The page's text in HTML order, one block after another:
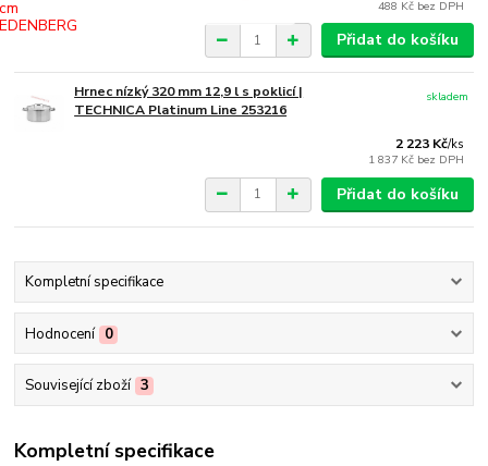
488 Kč bez DPH
Přidat do košíku
Hrnec nízký 320 mm 12,9 l s poklicí |
TECHNICA Platinum Line 253216
2 223 Kč/ks
1 837 Kč bez DPH
skladem
Přidat do košíku
Kompletní specifikace
Hodnocení 0
Související zboží 3
Kompletní specifikace